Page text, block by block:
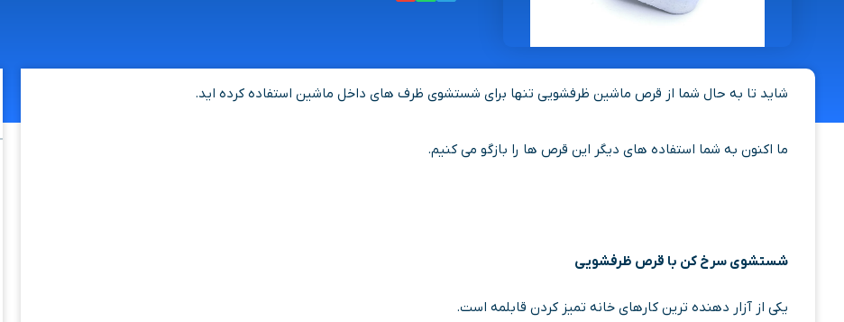
شاید تا به حال شما از قرص ماشین ظرفشویی تنها برای شستشوی ظرف های داخل ماشین استفاده کرده اید.
ما اکنون به شما استفاده های دیگر این قرص ها را بازگو می کنیم.
شستشوی سرخ کن با قرص ظرفشویی
یکی از آزار دهنده ترین کارهای خانه تمیز کردن قابلمه است.